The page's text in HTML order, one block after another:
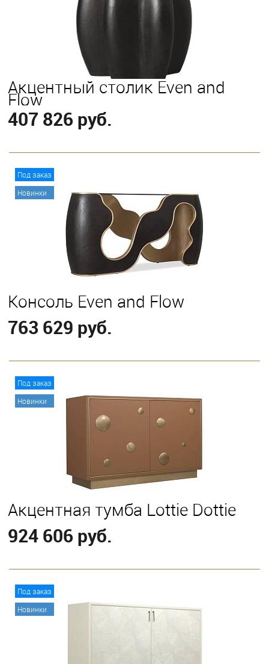
Акцентный столик Even and
Flow
407 826 руб.
Под заказ
Новинки
Консоль Even and Flow
763 629 руб.
Под заказ
Новинки
Акцентная тумба Lottie Dottie
924 606 руб.
Под заказ
Новинки